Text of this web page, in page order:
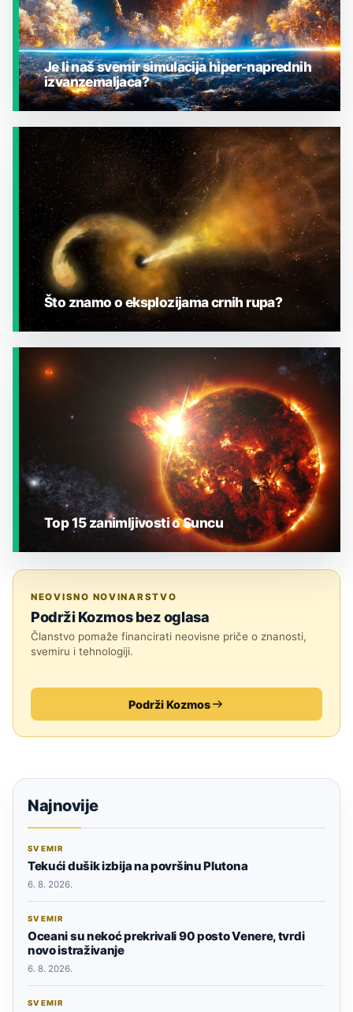
JESTE LI ZNALI?
Je li naš svemir simulacija hiper-naprednih
izvanzemaljaca?
JESTE LI ZNALI?
Što znamo o eksplozijama crnih rupa?
Top 15 zanimljivosti o Suncu
NEOVISNO NOVINARSTVO
Podrži Kozmos bez oglasa
Članstvo pomaže financirati neovisne priče o znanosti,
svemiru i tehnologiji.
Podrži Kozmos
Najnovije
SVEMIR
Tekući dušik izbija na površinu Plutona
6. 8. 2026.
SVEMIR
Oceani su nekoć prekrivali 90 posto Venere, tvrdi
novo istraživanje
6. 8. 2026.
SVEMIR